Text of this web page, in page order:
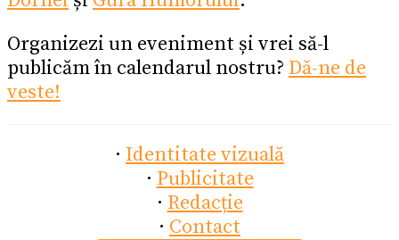
Organizezi un eveniment și vrei să-l
publicăm în calendarul nostru? Dă-ne de
veste!
· Identitate vizuală
· Publicitate
· Redacție
· Contact